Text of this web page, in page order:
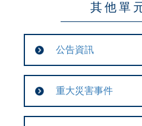
其他單
公告資訊
重大災害事件